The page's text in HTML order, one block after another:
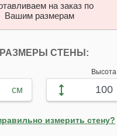
на заказ по
Вашим размерам
РАЗМЕРЫ СТЕНЫ:
см
Высота
измерить стену?